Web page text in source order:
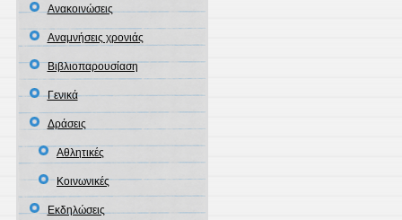
Ανακοινώσεις
Αναμνήσεις χρονιάς
Βιβλιοπαρουσίαση
Γενικά
Δράσεις
Αθλητικές
Κοινωνικές
Εκδηλώσεις